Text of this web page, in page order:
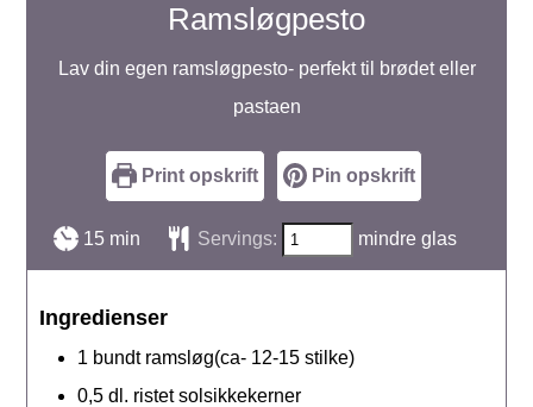
Ramsløgpesto
Lav din egen ramsløgpesto- perfekt til brødet eller
pastaen
Print opskrift Pin opskrift
15minutter
min Servings: mindre glas
Ingredienser
1 bundt ramsløg(ca- 12-15 stilke)
0,5 dl. ristet solsikkekerner